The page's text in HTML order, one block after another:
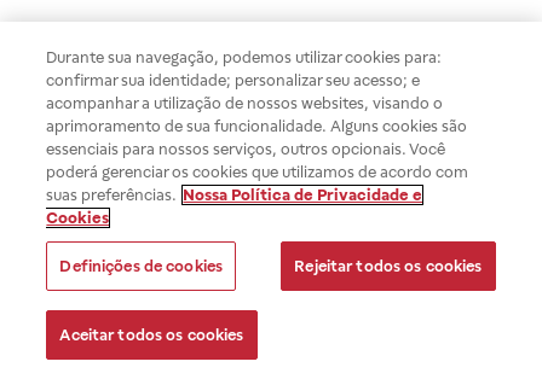
Durante sua navegação, podemos utilizar cookies para:
confirmar sua identidade; personalizar seu acesso; e
acompanhar a utilização de nossos websites, visando o
aprimoramento de sua funcionalidade. Alguns cookies são
essenciais para nossos serviços, outros opcionais. Você
poderá gerenciar os cookies que utilizamos de acordo com
suas preferências. Nossa Política de Privacidade e
Cookies
Definições de cookies Rejeitar todos os cookies
Aceitar todos os cookies